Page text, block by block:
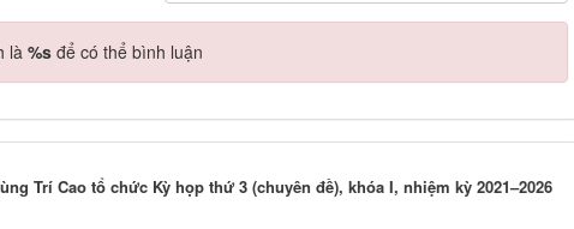
là %s để có thể bình luận
Trí Cao tổ chức Kỳ họp thứ 3 (chuyên đề), khóa I, nhiệm kỳ 2021–2026